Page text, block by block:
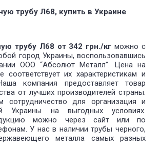
трубу Л68, купить в Украине
трубу Л68 от 342 грн./кг можно с
город Украины, воспользовавшись
ООО “Абсолют Металл”. Цена на
соответствует их характеристикам и
компания предоставляет товар
от лучших производителей страны.
сотрудничество для организация и
Украины на выгодных условиях.
можно через сайт или по
У нас в наличии трубы черного,
металла самых разных